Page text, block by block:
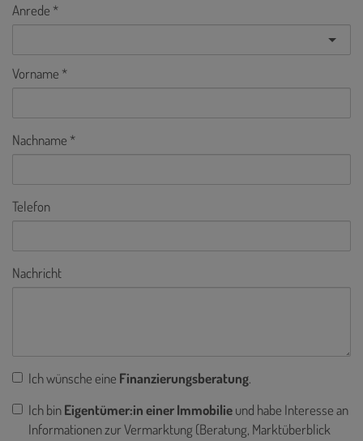
Anrede
Vorname
Nachname
Telefon
Nachricht
Ich wünsche eine Finanzierungsberatung.
Ich binEigentümer:in einer Immobilieund habe Interesse an
Informationen zur Vermarktung (Beratung, Marktüberblick